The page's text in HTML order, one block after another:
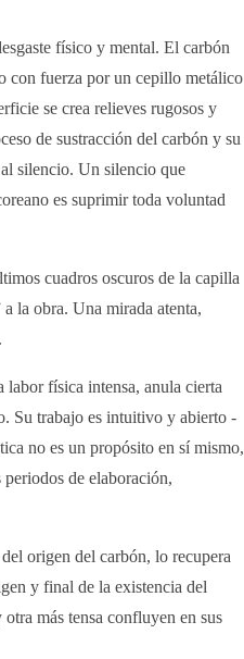
físico y mental. El carbón
con fuerza por un cepillo metálico
se crea relieves rugosos y
de sustracción del carbón y su
silencio. Un silencio que
es suprimir toda voluntad
cuadros oscuros de la capilla
la obra. Una mirada atenta,
labor física intensa, anula cierta
Su trabajo es intuitivo y abierto -
no es un propósito en sí mismo,
de elaboración,
origen del carbón, lo recupera
y final de la existencia del
más tensa confluyen en sus